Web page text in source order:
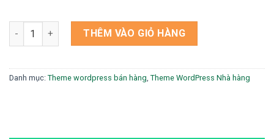
Theme wordpress bán hải sản số lượng
THÊM VÀO GIỎ HÀNG
Danh mục: Theme wordpress bán hàng, Theme WordPress Nhà hàng